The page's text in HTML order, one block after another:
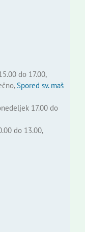
do 17.00,
Spored sv. maš
17.00 do
do 13.00,